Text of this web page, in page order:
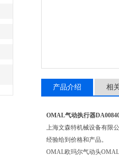
产品介绍 相
OMAL气动执行器
上海文森特机械设备有限
经验给到价格和产品。
OMAL欧玛尔气动头